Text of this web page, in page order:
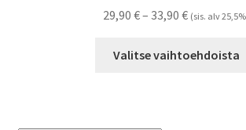
29,90 €– 33,90 €
-
(sis. alv
Valitse vaihtoehdoista